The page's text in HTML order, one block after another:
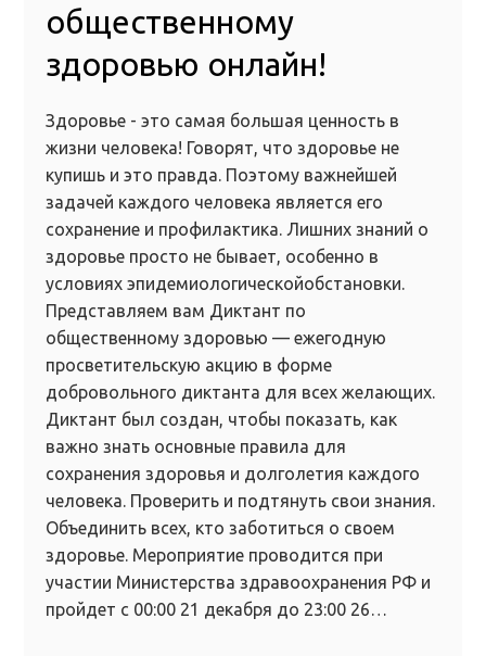
общественному
здоровью онлайн!
Здоровье - это самая большая ценность в
жизни человека! Говорят, что здоровье не
купишь и это правда. Поэтому важнейшей
задачей каждого человека является его
сохранение и профилактика. Лишних знаний о
здоровье просто не бывает, особенно в
условиях эпидемиологическойобстановки.
Представляем вам Диктант по
общественному здоровью — ежегодную
просветительскую акцию в форме
добровольного диктанта для всех желающих.
Диктант был создан, чтобы показать, как
важно знать основные правила для
сохранения здоровья и долголетия каждого
человека. Проверить и подтянуть свои знания.
Объединить всех, кто заботиться о своем
здоровье. Мероприятие проводится при
участии Министерства здравоохранения РФ и
пройдет с 00:00 21 декабря до 23:00 26…